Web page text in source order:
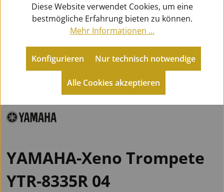
Metallblasinstrumente
Bb-Trompeten (Perinet)
YAMAHA-Xeno Trompete
YTR-8335R 04
Diese Website verwendet Cookies, um eine
bestmögliche Erfahrung bieten zu können.
Mehr Informationen ...
Konfigurieren
Alle Cookies akzeptieren
Nur technisch notwendige